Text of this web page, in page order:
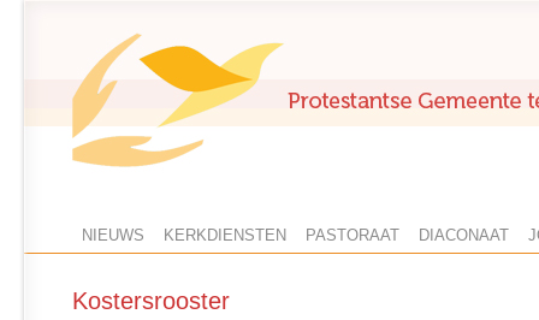
NIEUWS KERKDIENSTEN PASTORAAT DIACONAAT
Kostersrooster